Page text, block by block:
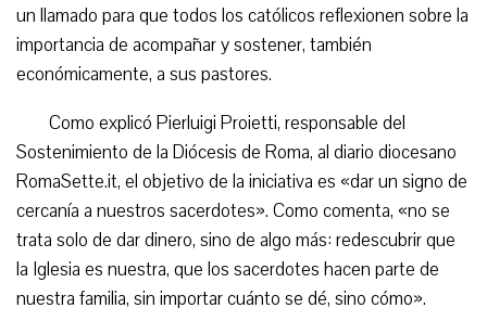
un llamado para que todos los católicos reflexionen sobre la
importancia de acompañar y sostener, también
económicamente, a sus pastores.
Como explicó Pierluigi Proietti, responsable del
Sostenimiento de la Diócesis de Roma, al diario diocesano
RomaSette.it, el objetivo de la iniciativa es «dar un signo de
cercanía a nuestros sacerdotes». Como comenta, «no se
trata solo de dar dinero, sino de algo más: redescubrir que
la Iglesia es nuestra, que los sacerdotes hacen parte de
nuestra familia, sin importar cuánto se dé, sino cómo».